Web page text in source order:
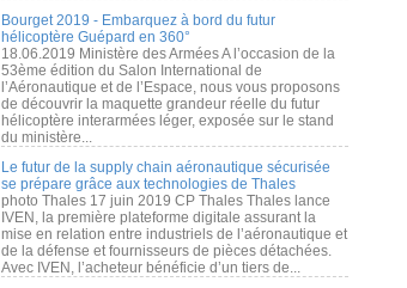
Bourget 2019 - Embarquez à bord du futur
hélicoptère Guépard en 360°
18.06.2019 Ministère des Armées A l’occasion de la
53ème édition du Salon International de
l’Aéronautique et de l’Espace, nous vous proposons
de découvrir la maquette grandeur réelle du futur
hélicoptère interarmées léger, exposée sur le stand
du ministère...
Le futur de la supply chain aéronautique sécurisée
se prépare grâce aux technologies de Thales
photo Thales 17 juin 2019 CP Thales Thales lance
IVEN, la première plateforme digitale assurant la
mise en relation entre industriels de l’aéronautique et
de la défense et fournisseurs de pièces détachées.
Avec IVEN, l’acheteur bénéficie d’un tiers de...